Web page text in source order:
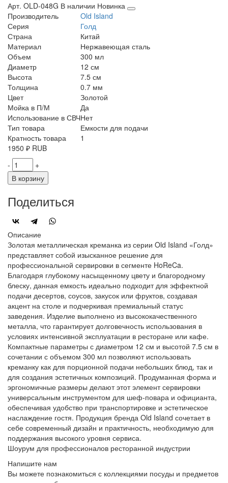
Арт. OLD-048G В наличии Новинка
Производитель
Old Island
Серия
Голд
Страна
Китай
Материал
Нержавеющая сталь
Объем
300 мл
Диаметр
12 см
Высота
7.5 см
Толщина
0.7 мм
Цвет
Золотой
Мойка в П/М
Да
Использование в СВЧНет
Тип товара
Емкости для подачи
Кратность товара
1
1950 ₽ RUB
-
+
В корзину
Поделиться
Описание
Золотая металлическая креманка из серии Old Island «Голд»
представляет собой изысканное решение для
профессиональной сервировки в сегменте HoReCa.
Благодаря глубокому насыщенному цвету и благородному
блеску, данная емкость идеально подходит для эффектной
подачи десертов, соусов, закусок или фруктов, создавая
акцент на столе и подчеркивая премиальный статус
заведения. Изделие выполнено из высококачественного
металла, что гарантирует долговечность использования в
условиях интенсивной эксплуатации в ресторане или кафе.
Компактные параметры с диаметром 12 см и высотой 7.5 см в
сочетании с объемом 300 мл позволяют использовать
креманку как для порционной подачи небольших блюд, так и
для создания эстетичных композиций. Продуманная форма и
эргономичные размеры делают этот элемент сервировки
универсальным инструментом для шеф-повара и официанта,
обеспечивая удобство при транспортировке и эстетическое
наслаждение гостя. Продукция бренда Old Island сочетает в
себе современный дизайн и практичность, необходимую для
поддержания высокого уровня сервиса.
Шоурум для профессионалов ресторанной индустрии
Напишите нам
Вы можете познакомиться с коллекциями посуды и предметов